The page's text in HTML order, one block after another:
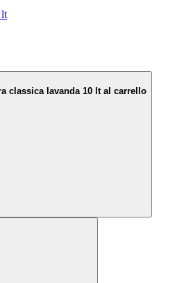
lt
classica lavanda 10 lt al carrello